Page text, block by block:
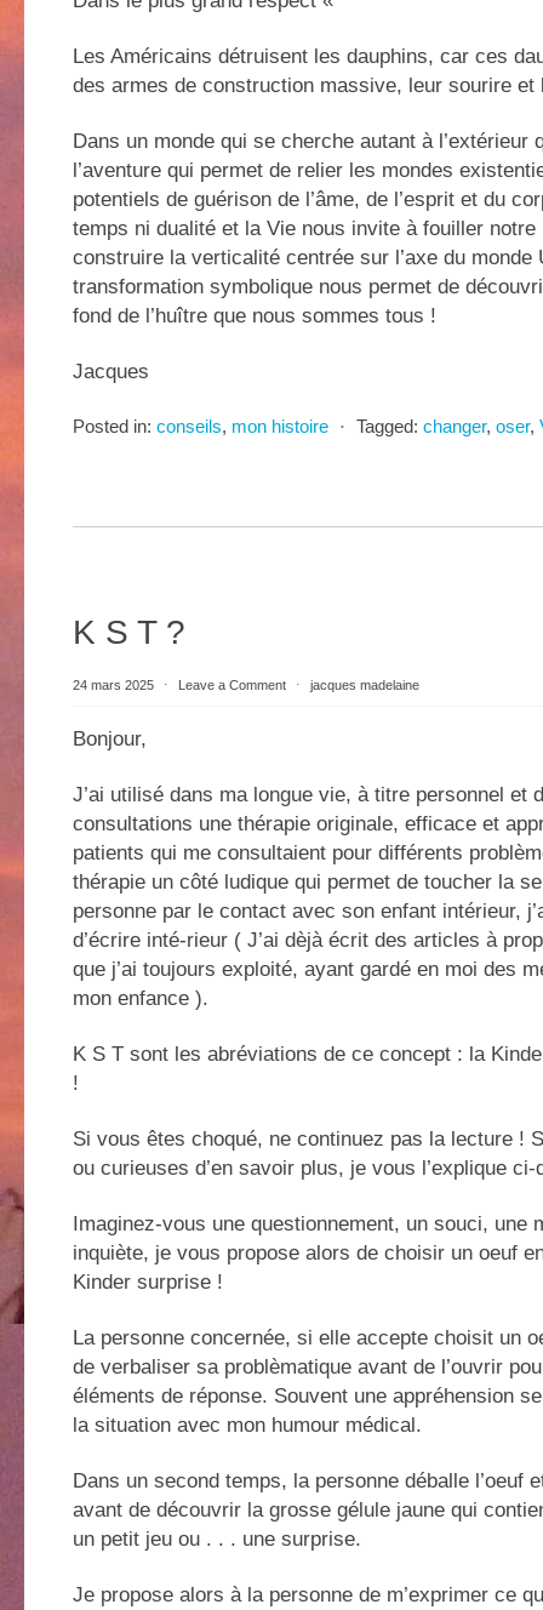
Les Américains détruisent les dauphins, car ces
des armes de construction massive, leur sourire et
Dans un monde qui se cherche autant à l’extérieur
l’aventure qui permet de relier les mondes
potentiels de guérison de l’âme, de l’esprit et du
temps ni dualité et la Vie nous invite à fouiller notre
construire la verticalité centrée sur l’axe du monde
transformation symbolique nous permet de
fond de l’huître que nous sommes tous !
Jacques
Posted in: conseils, mon histoire ⋅ Tagged: changer, oser,
K S T ?
24 mars 2025 ⋅ Leave a Comment ⋅ jacques madelaine
Bonjour,
J’ai utilisé dans ma longue vie, à titre personnel et
consultations une thérapie originale, efficace et
patients qui me consultaient pour différents
thérapie un côté ludique qui permet de toucher la
personne par le contact avec son enfant intérieur,
d’écrire inté-rieur ( J’ai dèjà écrit des articles à
que j’ai toujours exploité, ayant gardé en moi des
mon enfance ).
K S T sont les abréviations de ce concept : la
!
Si vous êtes choqué, ne continuez pas la lecture !
ou curieuses d’en savoir plus, je vous l’explique
Imaginez-vous une questionnement, un souci, une
inquiète, je vous propose alors de choisir un oeuf
Kinder surprise !
La personne concernée, si elle accepte choisit un
de verbaliser sa problèmatique avant de l’ouvrir
éléments de réponse. Souvent une appréhension
la situation avec mon humour médical.
Dans un second temps, la personne déballe l’oeuf
avant de découvrir la grosse gélule jaune qui
un petit jeu ou . . . une surprise.
Je propose alors à la personne de m’exprimer ce